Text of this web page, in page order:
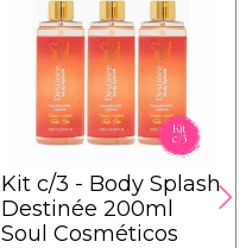
Kit c/3 - Body Splash
Destinée 200ml
Soul Cosméticos